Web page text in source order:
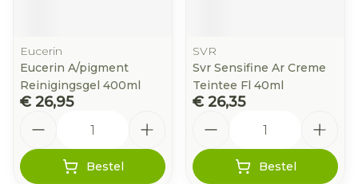
Eucerin
Eucerin A/pigment
Reinigingsgel 400ml
€ 26,95
Bestel
SVR
Svr Sensifine Ar Creme
Teintee Fl 40ml
€ 26,35
Bestel